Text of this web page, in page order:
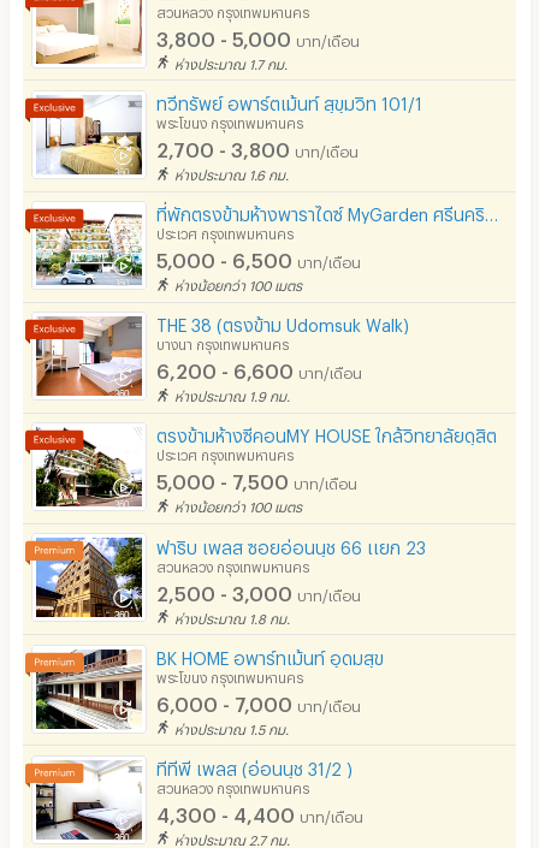
สวนหลวง กรุงเทพมหานคร
3,800 - 5,000 บาท/เดือน
ห่างประมาณ 1.7 กม.
ทวีทรัพย์ อพาร์ตเม้นท์ สุขุมวิท 101/1
พระโขนง กรุงเทพมหานคร
2,700 - 3,800 บาท/เดือน
ห่างประมาณ 1.6 กม.
ประเวศ กรุงเทพมหานคร
5,000 - 6,500 บาท/เดือน
ห่างน้อยกว่า 100 เมตร
THE 38 (ตรงข้าม Udomsuk Walk)
บางนา กรุงเทพมหานคร
6,200 - 6,600 บาท/เดือน
ห่างประมาณ 1.9 กม.
ตรงข้ามห้างซีคอนMY HOUSE ใกล้วิทยาลัยดุสิต
ประเวศ กรุงเทพมหานคร
5,000 - 7,500 บาท/เดือน
ห่างน้อยกว่า 100 เมตร
ฟาริบ เพลส ซอยอ่อนนุช 66 เเยก 23
สวนหลวง กรุงเทพมหานคร
2,500 - 3,000 บาท/เดือน
ห่างประมาณ 1.8 กม.
BK HOME อพาร์ทเม้นท์ อุดมสุข
พระโขนง กรุงเทพมหานคร
6,000 - 7,000 บาท/เดือน
ห่างประมาณ 1.5 กม.
ทีทีพี เพลส (อ่อนนุช 31/2 )
สวนหลวง กรุงเทพมหานคร
4,300 - 4,400 บาท/เดือน
ห่างประมาณ 2.7 กม.